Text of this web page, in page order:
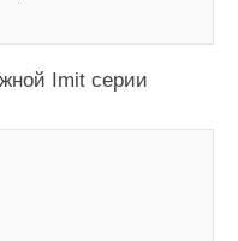
Imit серии